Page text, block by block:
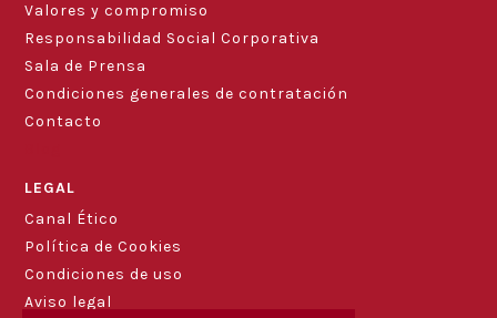
Valores y compromiso
Responsabilidad Social Corporativa
Sala de Prensa
Condiciones generales de contratación
Contacto
LEGAL
Canal Ético
Política de Cookies
Condiciones de uso
Aviso legal